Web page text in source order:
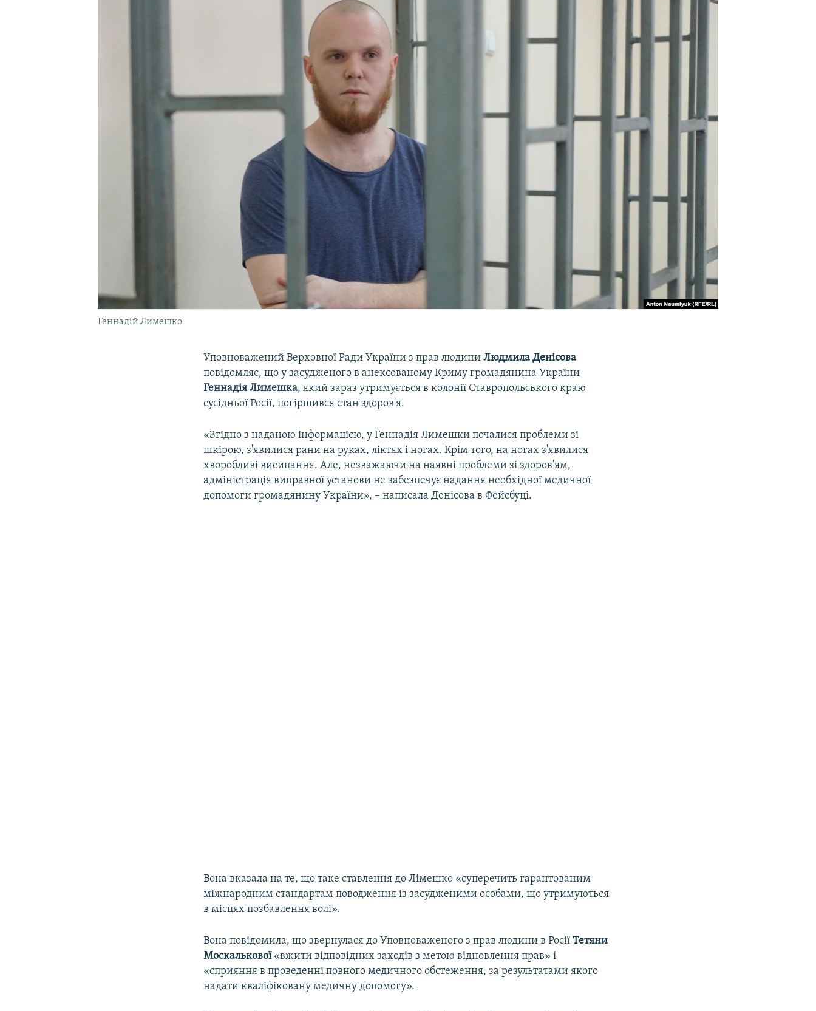
Геннадій Лимешко
Уповноважений Верховної Ради України з прав людиниЛюдмила Денісова
повідомляє, що у засудженого в анексованому Криму громадянина України
Геннадія Лимешка, який зараз утримується в колонії Ставропольського краю
сусідньої Росії, погіршився стан здоров'я.
«Згідно з наданою інформацією, у Геннадія Лимешки почалися проблеми зі
шкірою, з'явилися рани на руках, ліктях і ногах. Крім того, на ногах з'явилися
хворобливі висипання. Але, незважаючи на наявні проблеми зі здоров'ям,
адміністрація виправної установи не забезпечує надання необхідної медичної
допомоги громадянину України», – написала Денісова в Фейсбуці.
Вона вказала на те, що таке ставлення до Лімешко «суперечить гарантованим
міжнародним стандартам поводження із засудженими особами, що утримуються
в місцях позбавлення волі».
Вона повідомила, що звернулася до Уповноваженого з прав людини в РосіїТетяни
Москалькової «вжити відповідних заходів з метою відновлення прав» і
«сприяння в проведенні повного медичного обстеження, за результатами якого
надати кваліфіковану медичну допомогу».